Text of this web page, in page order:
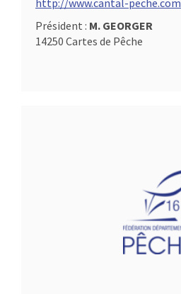
http://www.cantal-peche.com
Président : M. GEORGER
14250 Cartes de Pêche